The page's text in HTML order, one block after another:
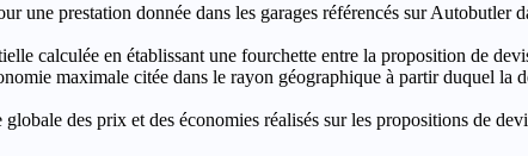
prestation donnée dans les garages référencés sur Autobutler
en établissant une fourchette entre la proposition de
maximale citée dans le rayon géographique à partir duquel la
des prix et des économies réalisés sur les propositions de